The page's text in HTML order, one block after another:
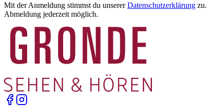
Mit der Anmeldung stimmst du unserer Datenschutzerklärung zu.
Abmeldung jederzeit möglich.